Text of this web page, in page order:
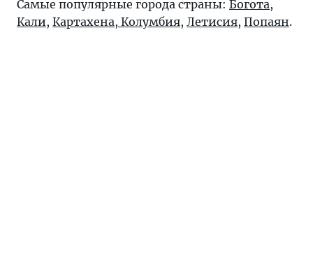
Самые популярные города страны: Богота,
Кали, Картахена, Колумбия, Летисия, Попаян.